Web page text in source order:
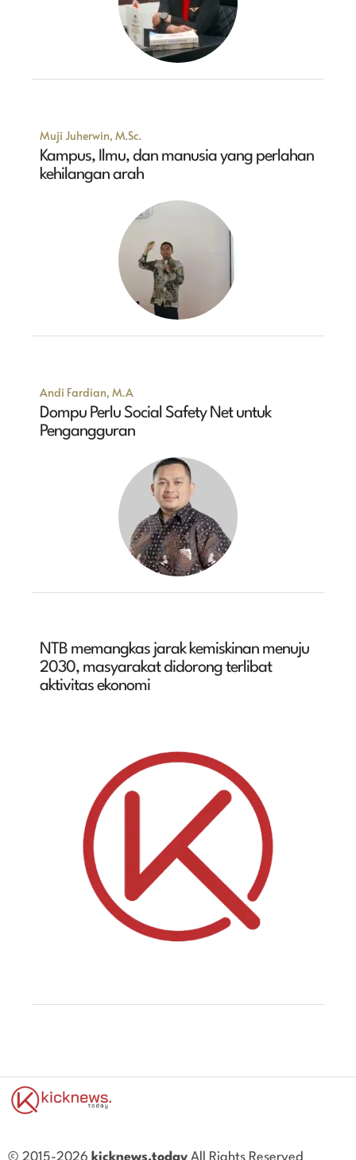
Muji Juherwin, M.Sc.
Kampus, Ilmu, dan manusia yang perlahan
kehilangan arah
Andi Fardian, M.A
Dompu Perlu Social Safety Net untuk
Pengangguran
NTB memangkas jarak kemiskinan menuju
2030, masyarakat didorong terlibat
aktivitas ekonomi
© 2015-2026 kicknews.today All Rights Reserved